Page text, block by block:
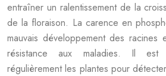
entraîner un ralentissement de la
de la floraison. La carence en
mauvais développement des racines
résistance aux maladies. Il est
régulièrement les plantes pour